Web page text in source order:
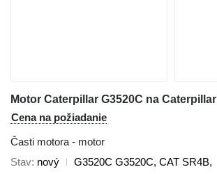
Motor Caterpillar G3520C na Caterpillar
Cena na požiadanie
Časti motora - motor
Stav nový G3520C G3520C, CAT SR4B,